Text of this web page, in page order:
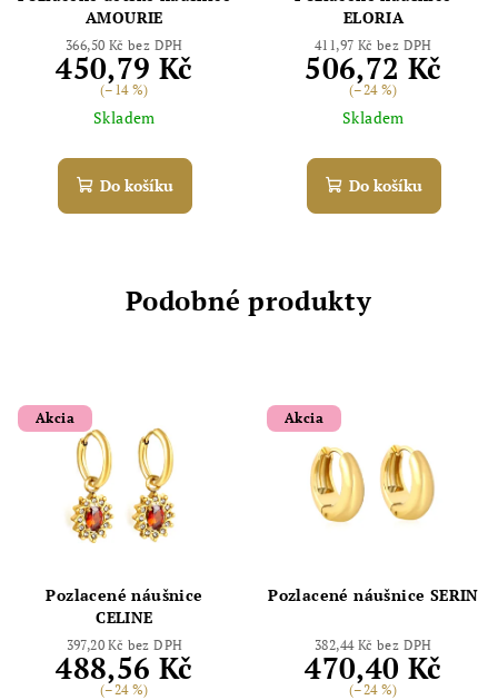
AMOURIE
366,50 Kč bez DPH
450,79 Kč
(–14 %)
Skladem
Do košíku
ELORIA
411,97 Kč bez DPH
506,72 Kč
(–24 %)
Skladem
Do košíku
Podobné produkty
Akcia
Pozlacené náušnice
CELINE
397,20 Kč bez DPH
488,56 Kč
(–24 %)
Akcia
Pozlacené náušnice SERIN
382,44 Kč bez DPH
470,40 Kč
(–24 %)